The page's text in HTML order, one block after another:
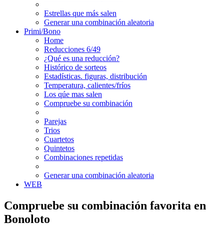
Estrellas que más salen
Generar una combinación aleatoria
Primi/Bono
Home
Reducciones 6/49
¿Qué es una reducción?
Histórico de sorteos
Estadísticas. figuras, distribución
Temperatura, calientes/fríos
Los qúe mas salen
Compruebe su combinación
Parejas
Trios
Cuartetos
Quintetos
Combinaciones repetidas
Generar una combinación aleatoria
WEB
Compruebe su combinación favorita en
Bonoloto